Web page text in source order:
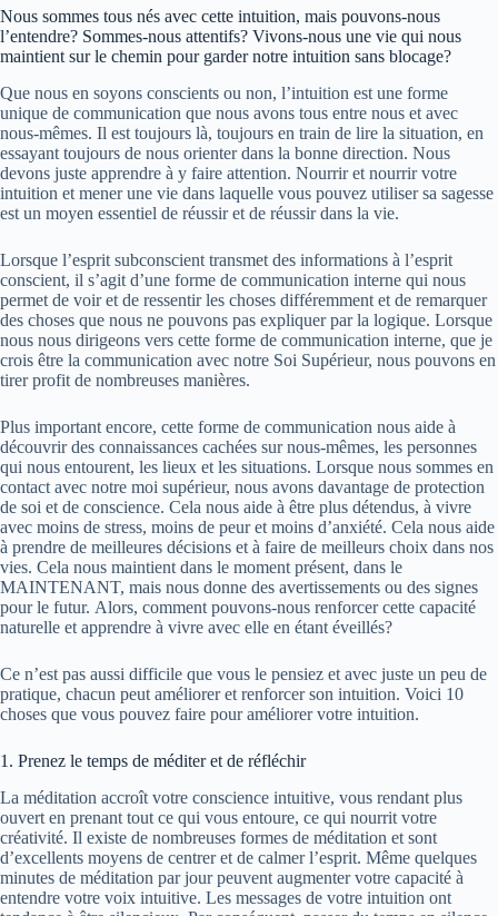
Nous sommes tous nés avec cette intuition, mais pouvons-nous
l’entendre? Sommes-nous attentifs? Vivons-nous une vie qui nous
maintient sur le chemin pour garder notre intuition sans blocage?
Que nous en soyons conscients ou non, l’intuition est une forme
unique de communication que nous avons tous entre nous et avec
nous-mêmes. Il est toujours là, toujours en train de lire la situation, en
essayant toujours de nous orienter dans la bonne direction. Nous
devons juste apprendre à y faire attention. Nourrir et nourrir votre
intuition et mener une vie dans laquelle vous pouvez utiliser sa sagesse
est un moyen essentiel de réussir et de réussir dans la vie.
Lorsque l’esprit subconscient transmet des informations à l’esprit
conscient, il s’agit d’une forme de communication interne qui nous
permet de voir et de ressentir les choses différemment et de remarquer
des choses que nous ne pouvons pas expliquer par la logique. Lorsque
nous nous dirigeons vers cette forme de communication interne, que je
crois être la communication avec notre Soi Supérieur, nous pouvons en
tirer profit de nombreuses manières.
Plus important encore, cette forme de communication nous aide à
découvrir des connaissances cachées sur nous-mêmes, les personnes
qui nous entourent, les lieux et les situations. Lorsque nous sommes en
contact avec notre moi supérieur, nous avons davantage de protection
de soi et de conscience. Cela nous aide à être plus détendus, à vivre
avec moins de stress, moins de peur et moins d’anxiété. Cela nous aide
à prendre de meilleures décisions et à faire de meilleurs choix dans nos
vies. Cela nous maintient dans le moment présent, dans le
MAINTENANT, mais nous donne des avertissements ou des signes
pour le futur. Alors, comment pouvons-nous renforcer cette capacité
naturelle et apprendre à vivre avec elle en étant éveillés?
Ce n’est pas aussi difficile que vous le pensiez et avec juste un peu de
pratique, chacun peut améliorer et renforcer son intuition. Voici 10
choses que vous pouvez faire pour améliorer votre intuition.
1. Prenez le temps de méditer et de réfléchir
La méditation accroît votre conscience intuitive, vous rendant plus
ouvert en prenant tout ce qui vous entoure, ce qui nourrit votre
créativité. Il existe de nombreuses formes de méditation et sont
d’excellents moyens de centrer et de calmer l’esprit. Même quelques
minutes de méditation par jour peuvent augmenter votre capacité à
entendre votre voix intuitive. Les messages de votre intuition ont